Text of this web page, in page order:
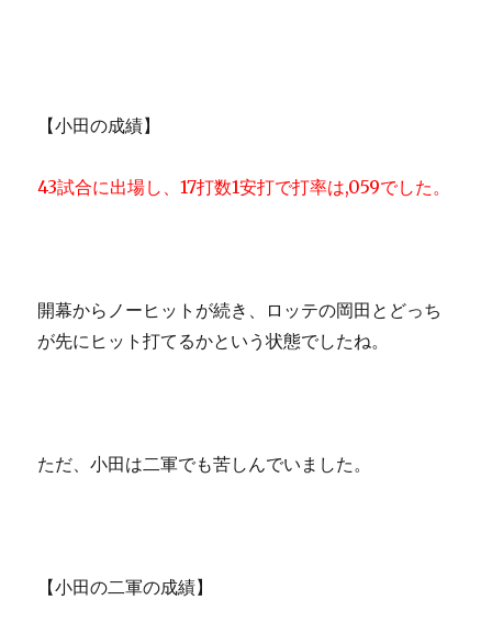
【小田の成績】
43試合に出場し、17打数1安打で打率は,059でした。
開幕からノーヒットが続き、ロッテの岡田とどっち
が先にヒット打てるかという状態でしたね。
ただ、小田は二軍でも苦しんでいました。
【小田の二軍の成績】